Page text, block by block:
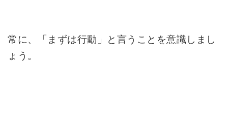
常に、「まずは行動」と言うことを意識しまし
ょう。